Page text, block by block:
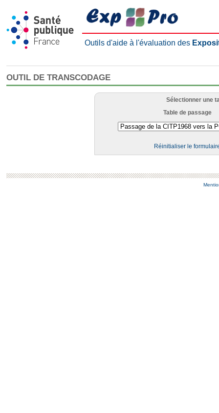
Outils d'aide à l'évaluation des
OUTIL DE TRANSCODAGE
Sélectionner une
Table de passage
Réinitialiser le